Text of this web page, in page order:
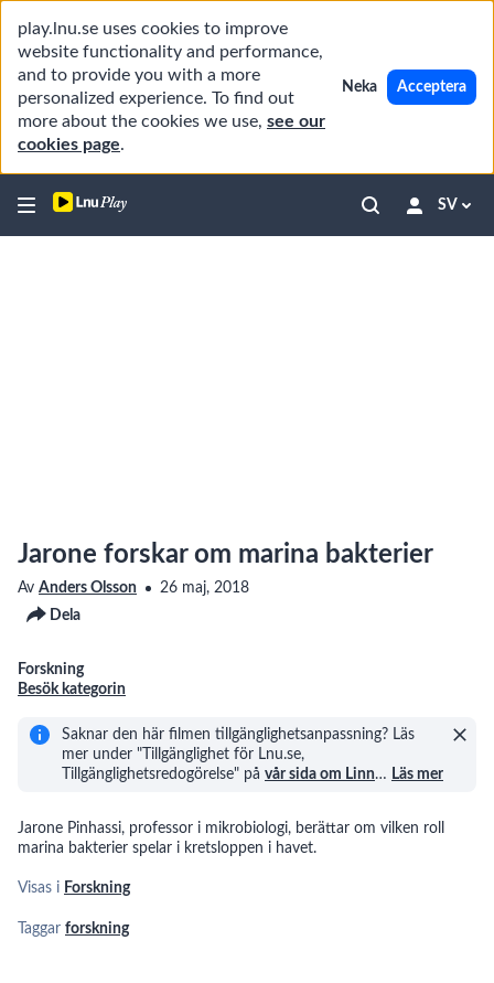
play.lnu.se uses cookies to improve
website functionality and performance,
and to provide you with a more
personalized experience. To find out
more about the cookies we use, see our
cookies page.
Neka Acceptera
SV
Jarone forskar om marina bakterier
Av Anders Olsson
26 maj, 2018
Dela
Forskning
Besök kategorin
Saknar den här filmen tillgänglighetsanpassning? Läs
mer under "Tillgänglighet för Lnu.se,
Tillgänglighetsredogörelse" på vår sida om Linn… Läs mer
Jarone Pinhassi, professor i mikrobiologi, berättar om vilken roll
marina bakterier spelar i kretsloppen i havet.
Visas i Forskning
Taggar forskning